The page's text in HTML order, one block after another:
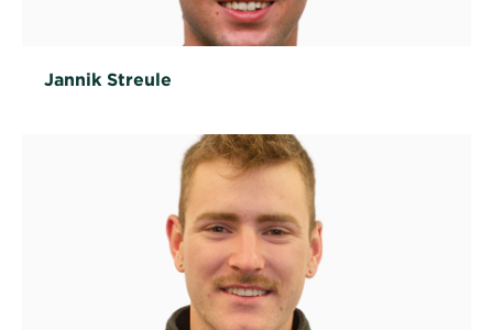
Jannik Streule